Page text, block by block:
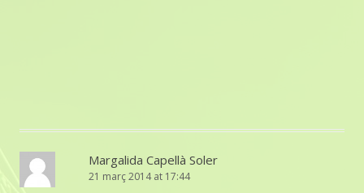
Margalida Capellà Soler
21 març 2014 at 17:44